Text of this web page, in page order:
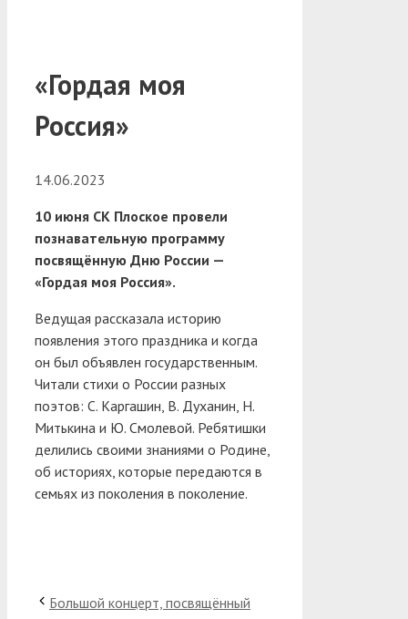
«Гордая моя
Россия»
14.06.2023
10 июня СК Плоское провели
познавательную программу
посвящённую Дню России —
«Гордая моя Россия».
Ведущая рассказала историю
появления этого праздника и когда
он был объявлен государственным.
Читали стихи о России разных
поэтов: С. Каргашин, В. Духанин, Н.
Митькина и Ю. Смолевой. Ребятишки
делились своими знаниями о Родине,
об историях, которые передаются в
семьях из поколения в поколение.
Большой концерт, посвящённый